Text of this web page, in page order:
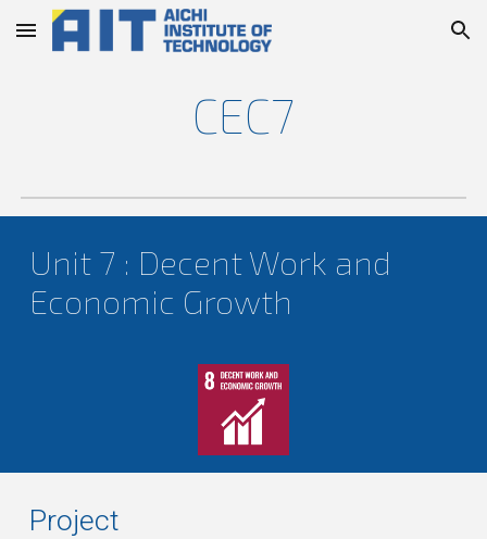
Skip to main content Skip to navigation
CEC7
Unit 7 : Decent Work and
Economic Growth
Project